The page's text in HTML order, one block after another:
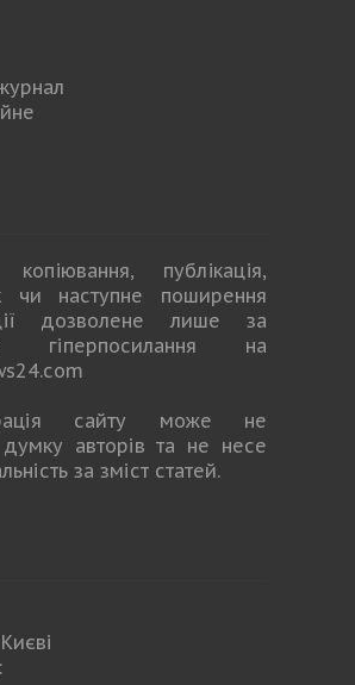
копiювання, публiкацiя,
чи наступне поширення
дозволене лише за
гіперпосилання на
сайту може не
думку авторів та не несе
за зміст статей.
Києві